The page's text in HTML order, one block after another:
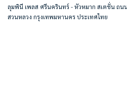
ลุมพินี เพลส ศรีนครินทร์ - หัวหมาก สเตชั่น ถน
สวนหลวง กรุงเทพมหานคร ประเทศไทย